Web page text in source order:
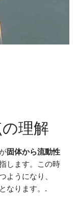
理解
固体から流動性
します。この時
ようになり、
なります。.